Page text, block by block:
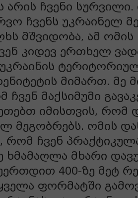
არის ჩვენი სურვილი.
ჩვენს უკრაინელ
მშვიდობა, ამ
კიდევ ერთხელ
მიმართ. მე
ჩვენ მაქსიმუმი
იმისთვის, რომ
მეგობრებს. ომის
რომ ჩვენ
მხარი
400-ზე მეტ
ფორმატში